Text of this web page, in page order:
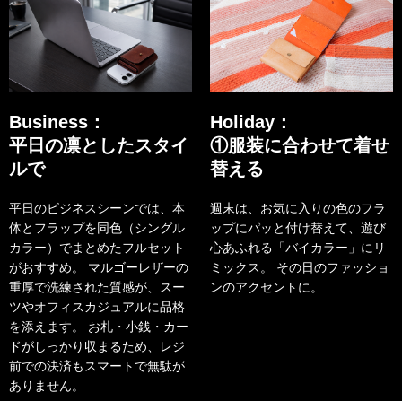
Business：
平日の凛としたスタイ
ルで
平日のビジネスシーンでは、本
体とフラップを同色（シングル
カラー）でまとめたフルセット
がおすすめ。 マルゴーレザーの
重厚で洗練された質感が、スー
ツやオフィスカジュアルに品格
を添えます。 お札・小銭・カー
ドがしっかり収まるため、レジ
前での決済もスマートで無駄が
ありません。
Holiday：
①服装に合わせて着せ
替える
週末は、お気に入りの色のフラ
ップにパッと付け替えて、遊び
心あふれる「バイカラー」にリ
ミックス。 その日のファッショ
ンのアクセントに。